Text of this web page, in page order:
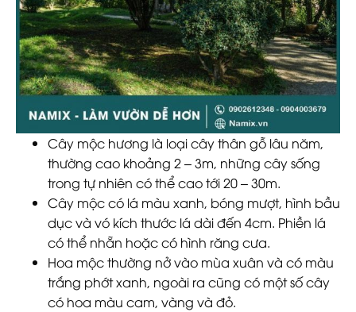
Cây mộc hương là loại cây thân gỗ lâu năm,
thường cao khoảng 2 – 3m, những cây sống
trong tự nhiên có thể cao tới 20 – 30m.
Cây mộc có lá màu xanh, bóng mượt, hình bầu
dục và vó kích thước lá dài đến 4cm. Phiền lá
có thể nhẵn hoặc có hình răng cưa.
Hoa mộc thường nở vào mùa xuân và có màu
trắng phớt xanh, ngoài ra cũng có một số cây
có hoa màu cam, vàng và đỏ.